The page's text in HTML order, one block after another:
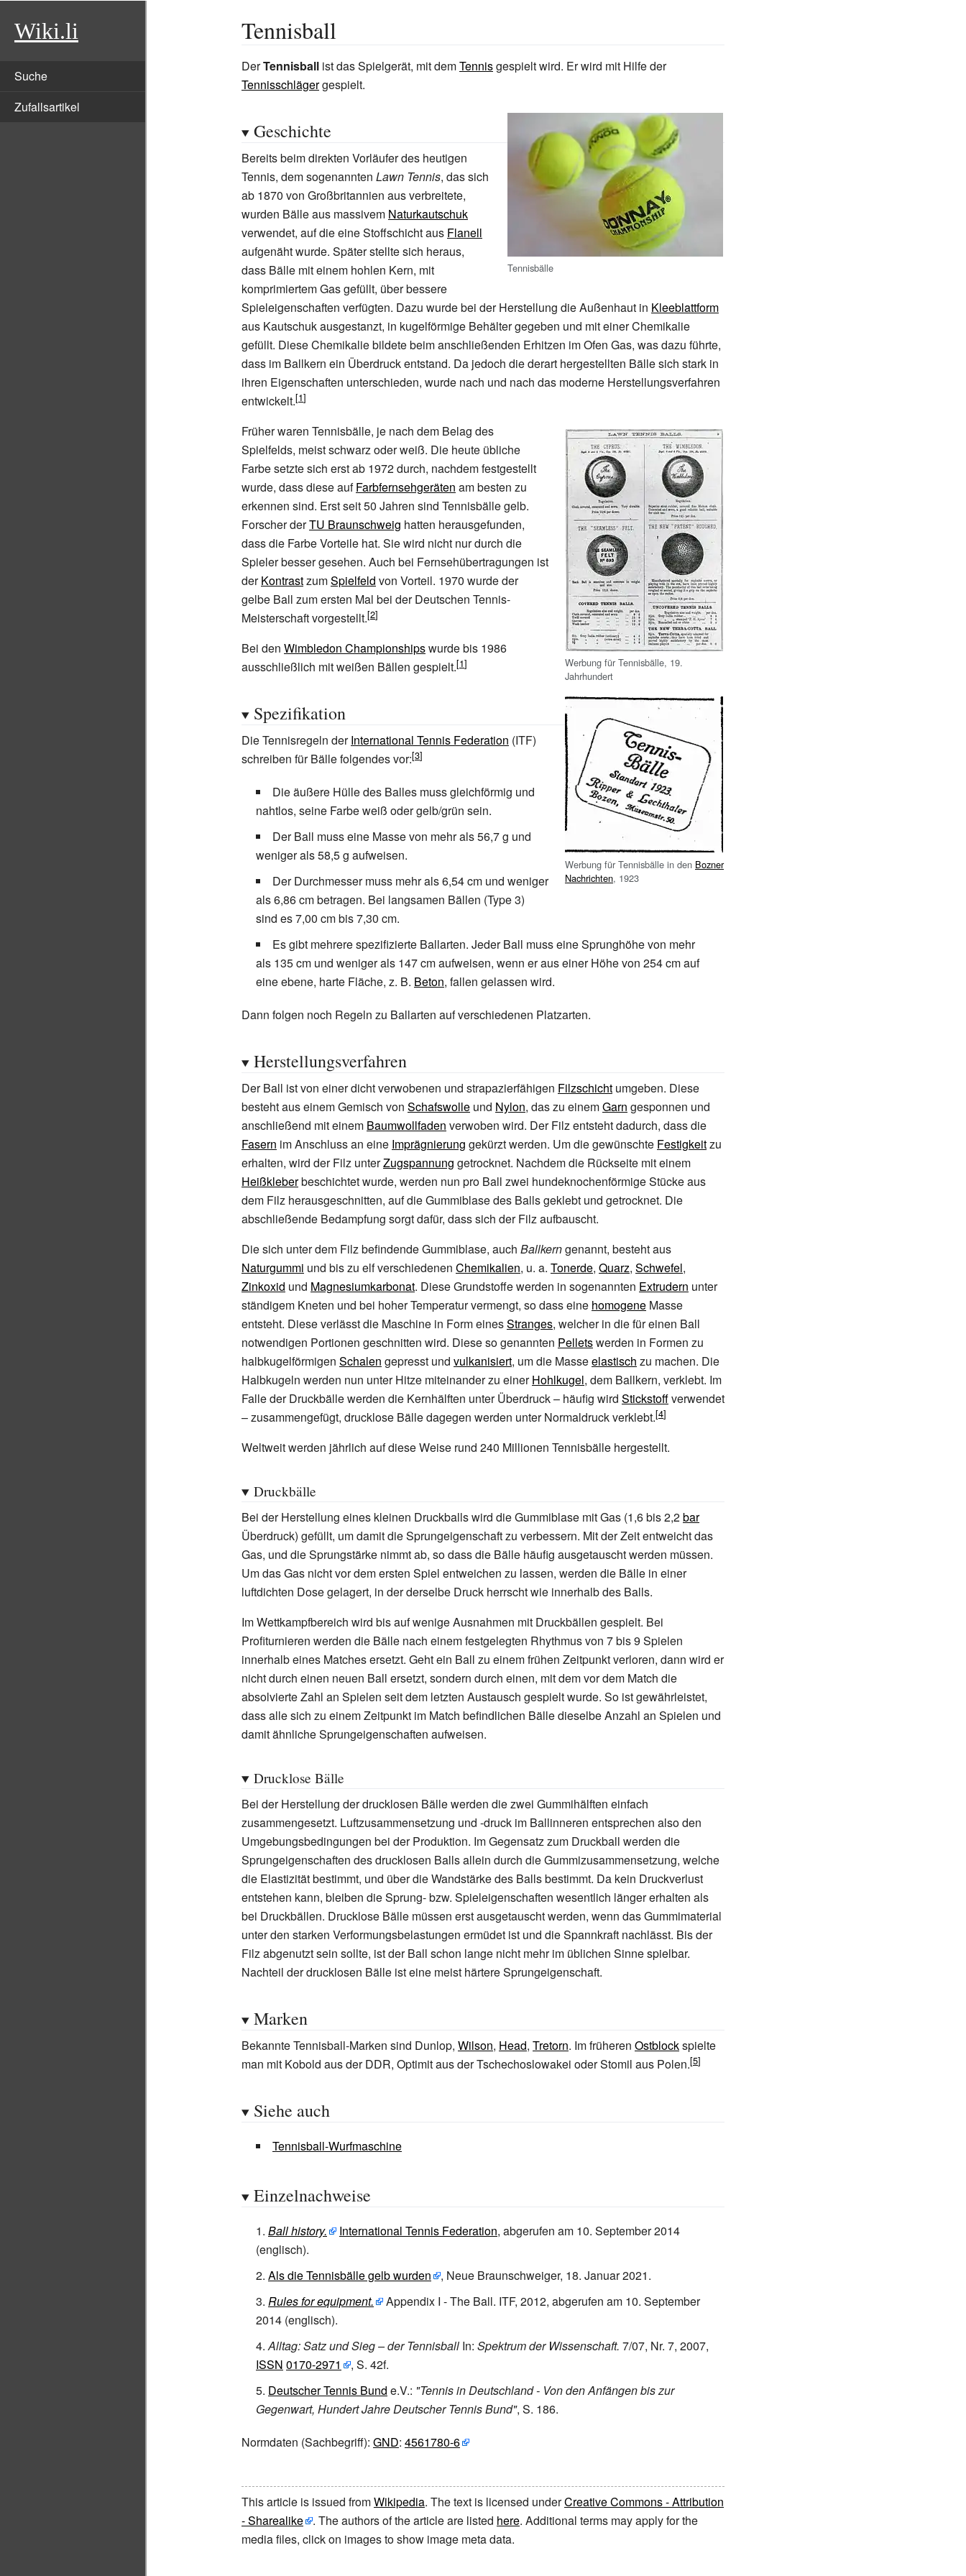
Wiki.li
Suche
Zufallsartikel
Tennisball
DerTennisball ist das Spielgerät, mit demTennisgespielt wird. Er wird mit Hilfe der
Tennisschlägergespielt.
Tennisbälle
Geschichte
Bereits beim direkten Vorläufer des heutigen
Tennis, dem sogenannten Lawn Tennis, das sich
ab 1870 von Großbritannien aus verbreitete,
wurden Bälle aus massivem Naturkautschuk
verwendet, auf die eine Stoffschicht aus Flanell
aufgenäht wurde. Später stellte sich heraus,
dass Bälle mit einem hohlen Kern, mit
komprimiertem Gas gefüllt, über bessere
Spieleigenschaften verfügten. Dazu wurde bei der Herstellung die Außenhaut in Kleeblattform
aus Kautschuk ausgestanzt, in kugelförmige Behälter gegeben und mit einer Chemikalie
gefüllt. Diese Chemikalie bildete beim anschließenden Erhitzen im Ofen Gas, was dazu führte,
dass im Ballkern ein Überdruck entstand. Da jedoch die derart hergestellten Bälle sich stark in
ihren Eigenschaften unterschieden, wurde nach und nach das moderne Herstellungsverfahren
entwickelt.
Werbung für Tennisbälle, 19.
Jahrhundert
Werbung für Tennisbälle in den Bozner
Nachrichten, 1923
Früher waren Tennisbälle, je nach dem Belag des
Spielfelds, meist schwarz oder weiß. Die heute übliche
Farbe setzte sich erst ab 1972 durch, nachdem festgestellt
wurde, dass diese aufFarbfernsehgeräten am besten zu
erkennen sind. Erst seit 50 Jahren sind Tennisbälle gelb.
Forscher derTU Braunschweig hatten herausgefunden,
dass die Farbe Vorteile hat. Sie wird nicht nur durch die
Spieler besser gesehen. Auch bei Fernsehübertragungen ist
derKontrastzumSpielfeld von Vorteil. 1970 wurde der
gelbe Ball zum ersten Mal bei der Deutschen Tennis-
Meisterschaft vorgestellt.
Bei den Wimbledon Championshipswurde bis 1986
ausschließlich mit weißen Bällen gespielt.
Spezifikation
Die Tennisregeln derInternational Tennis Federation (ITF)
schreiben für Bälle folgendes vor:
Die äußere Hülle des Balles muss gleichförmig und
nahtlos, seine Farbe weiß oder gelb/grün sein.
Der Ball muss eine Masse von mehr als 56,7g und
weniger als 58,5g aufweisen.
Der Durchmesser muss mehr als 6,54cm und weniger
als 6,86cm betragen. Bei langsamen Bällen (Type 3)
sind es 7,00 cm bis 7,30 cm.
Es gibt mehrere spezifizierte Ballarten. Jeder Ball muss eine Sprunghöhe von mehr
als 135cm und weniger als 147cm aufweisen, wenn er aus einer Höhe von 254cm auf
eine ebene, harte Fläche, z. B. Beton, fallen gelassen wird.
Dann folgen noch Regeln zu Ballarten auf verschiedenen Platzarten.
Herstellungsverfahren
Der Ball ist von einer dicht verwobenen und strapazierfähigen Filzschicht umgeben. Diese
besteht aus einem Gemisch von Schafswolle und Nylon, das zu einemGarn gesponnen und
anschließend mit einem Baumwollfaden verwoben wird. Der Filz entsteht dadurch, dass die
Fasern im Anschluss an eine Imprägnierung gekürzt werden. Um die gewünschte Festigkeitzu
erhalten, wird der Filz unterZugspannung getrocknet. Nachdem die Rückseite mit einem
Heißkleberbeschichtet wurde, werden nun pro Ball zwei hundeknochenförmige Stücke aus
dem Filz herausgeschnitten, auf die Gummiblase des Balls geklebt und getrocknet. Die
abschließende Bedampfung sorgt dafür, dass sich der Filz aufbauscht.
Die sich unter dem Filz befindende Gummiblase, auch Ballkerngenannt, besteht aus
Naturgummi und bis zu elf verschiedenen Chemikalien, u. a. Tonerde, Quarz, Schwefel,
Zinkoxid und Magnesiumkarbonat. Diese Grundstoffe werden in sogenannten Extrudern unter
ständigem Kneten und bei hoher Temperatur vermengt, so dass eine homogene Masse
entsteht. Diese verlässt die Maschine in Form einesStranges, welcher in die für einen Ball
notwendigen Portionen geschnitten wird. Diese so genannten Pelletswerden in Formen zu
halbkugelförmigen Schalen gepresst und vulkanisiert, um die Masseelastisch zu machen. Die
Halbkugeln werden nun unter Hitze miteinander zu einerHohlkugel, dem Ballkern, verklebt. Im
Falle der Druckbälle werden die Kernhälften unter Überdruck – häufig wird Stickstoffverwendet
– zusammengefügt, drucklose Bälle dagegen werden unter Normaldruck verklebt.
Weltweit werden jährlich auf diese Weise rund 240 Millionen Tennisbälle hergestellt.
Druckbälle
Bei der Herstellung eines kleinen Druckballs wird die Gummiblase mit Gas (1,6 bis 2,2bar
Überdruck) gefüllt, um damit die Sprungeigenschaft zu verbessern. Mit der Zeit entweicht das
Gas, und die Sprungstärke nimmt ab, so dass die Bälle häufig ausgetauscht werden müssen.
Um das Gas nicht vor dem ersten Spiel entweichen zu lassen, werden die Bälle in einer
luftdichten Dose gelagert, in der derselbe Druck herrscht wie innerhalb des Balls.
Im Wettkampfbereich wird bis auf wenige Ausnahmen mit Druckbällen gespielt. Bei
Profiturnieren werden die Bälle nach einem festgelegten Rhythmus von 7 bis 9 Spielen
innerhalb eines Matches ersetzt. Geht ein Ball zu einem frühen Zeitpunkt verloren, dann wird er
nicht durch einen neuen Ball ersetzt, sondern durch einen, mit dem vor dem Match die
absolvierte Zahl an Spielen seit dem letzten Austausch gespielt wurde. So ist gewährleistet,
dass alle sich zu einem Zeitpunkt im Match befindlichen Bälle dieselbe Anzahl an Spielen und
damit ähnliche Sprungeigenschaften aufweisen.
Drucklose Bälle
Bei der Herstellung der drucklosen Bälle werden die zwei Gummihälften einfach
zusammengesetzt. Luftzusammensetzung und -druck im Ballinneren entsprechen also den
Umgebungsbedingungen bei der Produktion. Im Gegensatz zum Druckball werden die
Sprungeigenschaften des drucklosen Balls allein durch die Gummizusammensetzung, welche
die Elastizität bestimmt, und über die Wandstärke des Balls bestimmt. Da kein Druckverlust
entstehen kann, bleiben die Sprung- bzw. Spieleigenschaften wesentlich länger erhalten als
bei Druckbällen. Drucklose Bälle müssen erst ausgetauscht werden, wenn das Gummimaterial
unter den starken Verformungsbelastungen ermüdet ist und die Spannkraft nachlässt. Bis der
Filz abgenutzt sein sollte, ist der Ball schon lange nicht mehr im üblichen Sinne spielbar.
Nachteil der drucklosen Bälle ist eine meist härtere Sprungeigenschaft.
Marken
Bekannte Tennisball-Marken sind Dunlop, Wilson, Head, Tretorn. Im früheren Ostblockspielte
man mit Kobold aus der DDR, Optimitaus der Tschechoslowakei oderStomil aus Polen.
Siehe auch
Tennisball-Wurfmaschine
Einzelnachweise
Ball history. International Tennis Federation, abgerufen am 10. September 2014
(englisch).
Als die Tennisbälle gelb wurden
, Neue Braunschweiger, 18. Januar 2021.
Rules for equipment.
Appendix I - The Ball. ITF, 2012, abgerufen am 10. September
2014 (englisch).
Alltag: Satz und Sieg – der Tennisball In: Spektrum der Wissenschaft. 7/07, Nr. 7, 2007,
ISSN 0170-2971
, S. 42f.
Deutscher Tennis Bund e.V.: "Tennis in Deutschland - Von den Anfängen bis zur
Gegenwart, Hundert Jahre Deutscher Tennis Bund", S. 186.
Normdaten (Sachbegriff): GND: 4561780-6
This article is issued fromWikipedia. The text is licensed underCreative Commons - Attribution
- Sharealike
. The authors of the article are listed here. Additional terms may apply for the
media files, click on images to show image meta data.